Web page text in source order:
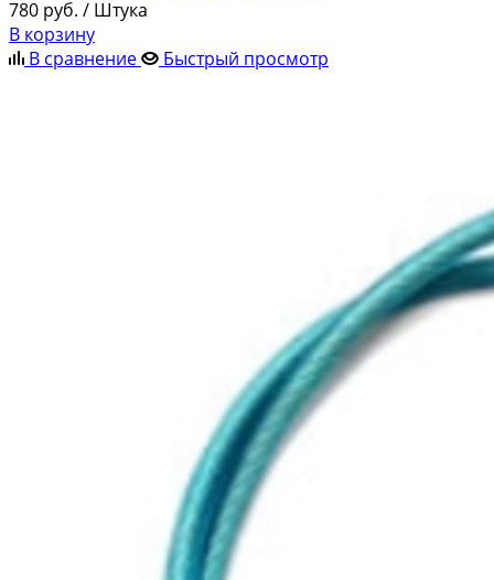
780 руб. / Штука
В корзину
В сравнение
Быстрый просмотр